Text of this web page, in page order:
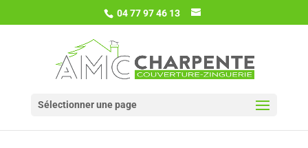
04 77 97 46 13
Sélectionner une page